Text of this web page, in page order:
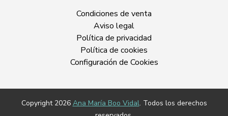
Condiciones de venta
Aviso legal
Política de privacidad
Política de cookies
Configuración de Cookies
Copyright 2026 Ana María Boo Vidal. Todos los derechos